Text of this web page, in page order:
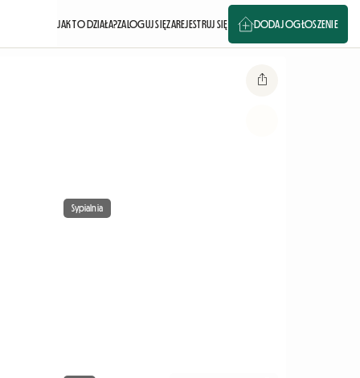
JAK TO DZIAŁA?ZALOGUJ SIĘZAREJESTRUJ SIĘ DODAJ OGŁOSZENIE
Sypialnia